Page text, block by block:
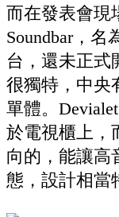
而在發表會現
Soundbar，名
台，還未正式
很獨特，中央
單體。
於電視櫃上，
向的，能讓高
態，設計相當